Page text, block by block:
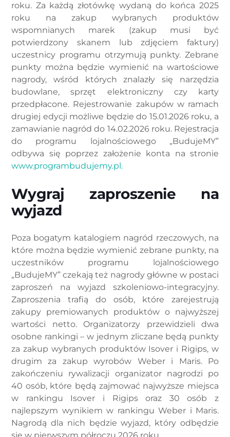
roku. Za każdą złotówkę wydaną do końca 2025
roku na zakup wybranych produktów
wspomnianych marek (zakup musi być
potwierdzony skanem lub zdjęciem faktury)
uczestnicy programu otrzymują punkty. Zebrane
punkty można będzie wymienić na wartościowe
nagrody, wśród których znalazły się narzędzia
budowlane, sprzęt elektroniczny czy karty
przedpłacone. Rejestrowanie zakupów w ramach
drugiej edycji możliwe będzie do 15.01.2026 roku, a
zamawianie nagród do 14.02.2026 roku. Rejestracja
do programu lojalnościowego „BudujeMY”
odbywa się poprzez założenie konta na stronie
www.programbudujemy.pl.
Wygraj zaproszenie na
wyjazd
Poza bogatym katalogiem nagród rzeczowych, na
które można będzie wymienić zebrane punkty, na
uczestników programu lojalnościowego
„BudujeMY” czekają też nagrody główne w postaci
zaproszeń na wyjazd szkoleniowo-integracyjny.
Zaproszenia trafią do osób, które zarejestrują
zakupy premiowanych produktów o najwyższej
wartości netto. Organizatorzy przewidzieli dwa
osobne rankingi – w jednym zliczane będą punkty
za zakup wybranych produktów Isover i Rigips, w
drugim za zakup wyrobów Weber i Maris. Po
zakończeniu rywalizacji organizator nagrodzi po
40 osób, które będą zajmować najwyższe miejsca
w rankingu Isover i Rigips oraz 30 osób z
najlepszym wynikiem w rankingu Weber i Maris.
Nagrodą dla nich będzie wyjazd, który odbędzie